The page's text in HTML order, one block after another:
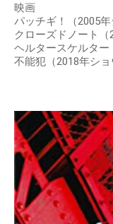
映画
パッチギ！（2005
クローズドノート
ヘルタースケルタ
不能犯（2018年シ